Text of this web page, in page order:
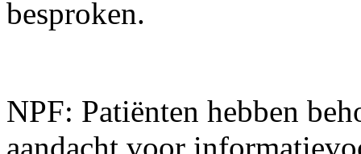
besproken.
NPF: Patiënten hebben